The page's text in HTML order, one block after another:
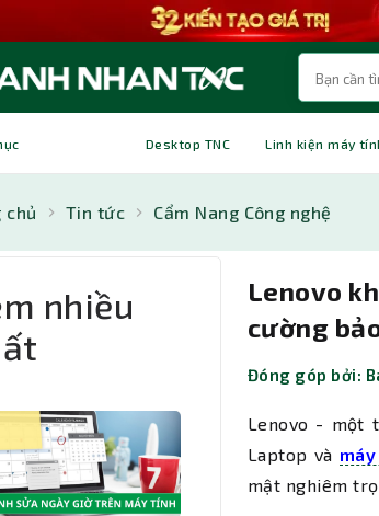
Desktop TNC Linh kiện máy
chủ Tin tức Cẩm Nang Công nghệ
nhiều
Lenovo
cường
Đóng góp bởi:
Lenovo - một
Laptop và
mật nghiêm